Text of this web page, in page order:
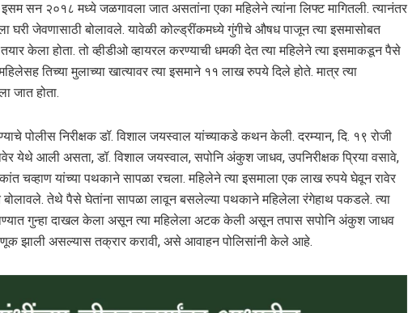
सन २०१८ मध्ये जळगावला जात असतांना एका महिलेने त्यांना लिफ्ट मागितली. त्यानंतर
घरी जेवणासाठी बोलावले. यावेळी कोल्ड्रींकमध्ये गुंगीचे औषध पाजून त्या इसमासोबत
केला होता. तो व्हीडीओ व्हायरल करण्याची धमकी देत त्या महिलेने त्या इसमाकडून पैसे
तिच्या मुलाच्या खात्यावर त्या इसमाने ११ लाख रुपये दिले होते. मात्र त्या
जात होता.
पोलीस निरीक्षक डॉ. विशाल जयस्वाल यांच्याकडे कथन केली. दरम्यान, दि. १९ रोजी
येथे आली असता, डॉ. विशाल जयस्वाल, सपोनि अंकुश जाधव, उपनिरीक्षक प्रिया वसावे,
चव्हाण यांच्या पथकाने सापळा रचला. महिलेने त्या इसमाला एक लाख रुपये घेवून रावेर
बोलावले. तेथे पैसे घेतांना सापळा लावून बसलेल्या पथकाने महिलेला रंगेहाथ पकडले. त्या
ठाण्यात गुन्हा दाखल केला असून त्या महिलेला अटक केली असून तपास सपोनि अंकुश जाधव
झाली असल्यास तक्रार करावी, असे आवाहन पोलिसांनी केले आहे.